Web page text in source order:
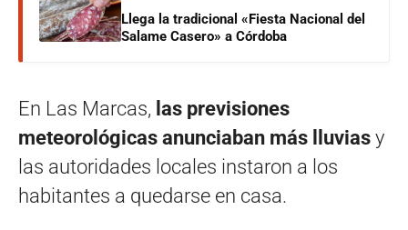
Llega la tradicional «Fiesta Nacional del
Salame Casero» a Córdoba
En Las Marcas, las previsiones
meteorológicas anunciaban más lluvias y
las autoridades locales instaron a los
habitantes a quedarse en casa.